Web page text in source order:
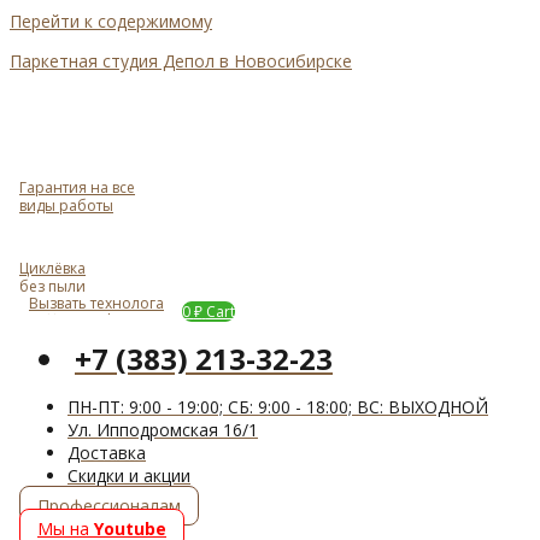
Перейти к содержимому
Паркетная студия Депол в Новосибирске
Гарантия на все
виды работы
Циклёвка
без пыли
Задать вопрос
Вызвать технолога 0₽ Cart
+7 (383) 213-32-23
ПН-ПТ: 9:00 - 19:00; СБ: 9:00 - 18:00; ВС: ВЫХОДНОЙ
Ул. Ипподромская 16/1
Доставка
Cкидки и акции
Профессионалам
Мы на Youtube